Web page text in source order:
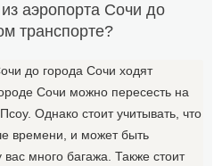
аэропорта Сочи до
транспорте?
до города Сочи ходят
Сочи можно пересесть на
Однако стоит учитывать, что
времени, и может быть
много багажа. Также стоит